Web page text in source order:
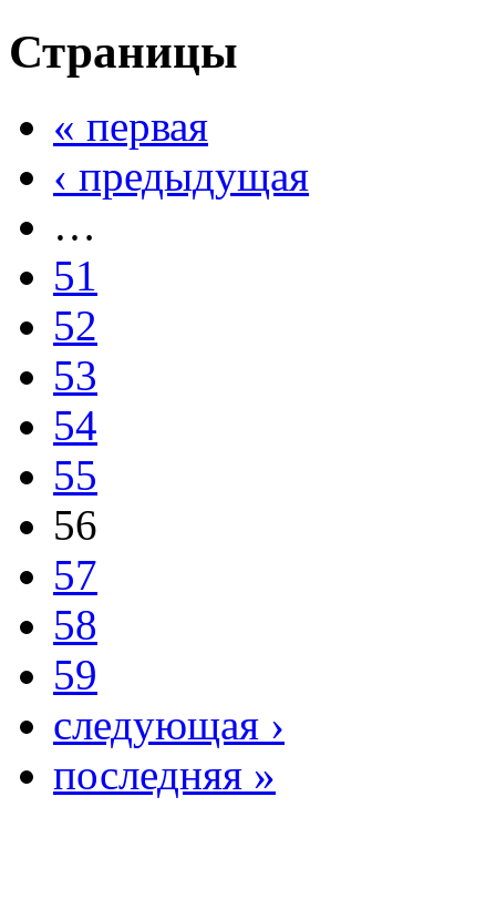
Страницы
« первая
‹ предыдущая
…
51
52
53
54
55
56
57
58
59
следующая ›
последняя »